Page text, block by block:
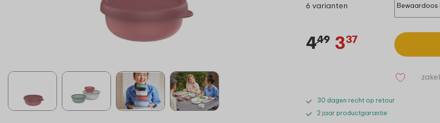
6 varianten
449 337
30 dagen recht op retour
2 jaar productgarantie